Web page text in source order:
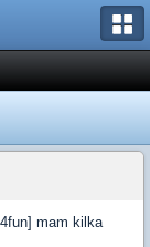
mam kilka